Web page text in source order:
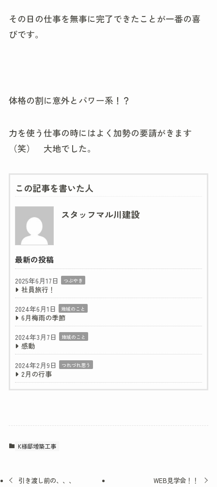
その日の仕事を無事に完了できたことが一番の喜
びです。
体格の割に意外とパワー系！？
力を使う仕事の時にはよく加勢の要請がきます
（笑） 大地でした。
この記事を書いた人
スタッフマル川建設
最新の投稿
2025年6月17日 つぶやき
社員旅行！
2024年6月1日
地域のこと
6月梅雨の季節
2024年3月7日
地域のこと
感動
2024年2月9日
つれづれ思う
2月の行事
K様邸増築工事
引き渡し前の、、、 WEB見学会！！